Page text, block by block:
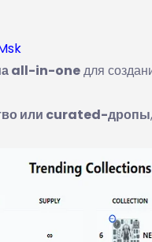
all-in-oneдля
или curated-дропы